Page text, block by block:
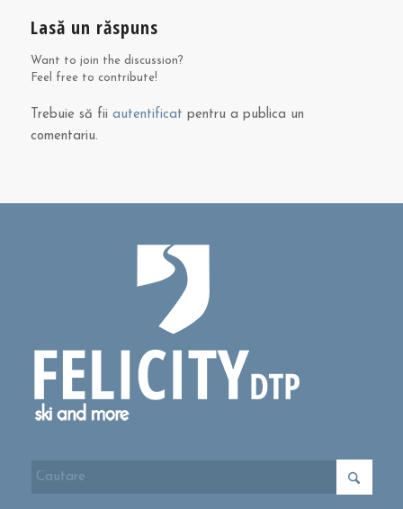
Lasă un răspuns
Want to join the discussion?
Feel free to contribute!
Trebuie să fii autentificat pentru a publica un
comentariu.